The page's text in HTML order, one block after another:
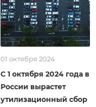
01 октября 2024
С 1 октября 2024 года в
России вырастет
утилизационный сбор